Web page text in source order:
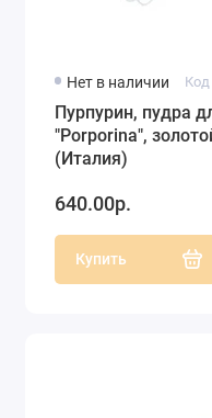
Нет в наличии Код
Пурпурин, пудра
"Porporina",
(Италия)
640.00р.
Купить